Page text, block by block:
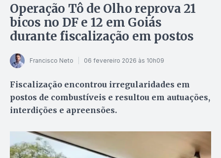
Operação Tô de Olho reprova 21
bicos no DF e 12 em Goiás
durante fiscalização em postos
Francisco Neto 06 fevereiro 2026 às 10h09
Fiscalização encontrou irregularidades em
postos de combustíveis e resultou em autuações,
interdições e apreensões.